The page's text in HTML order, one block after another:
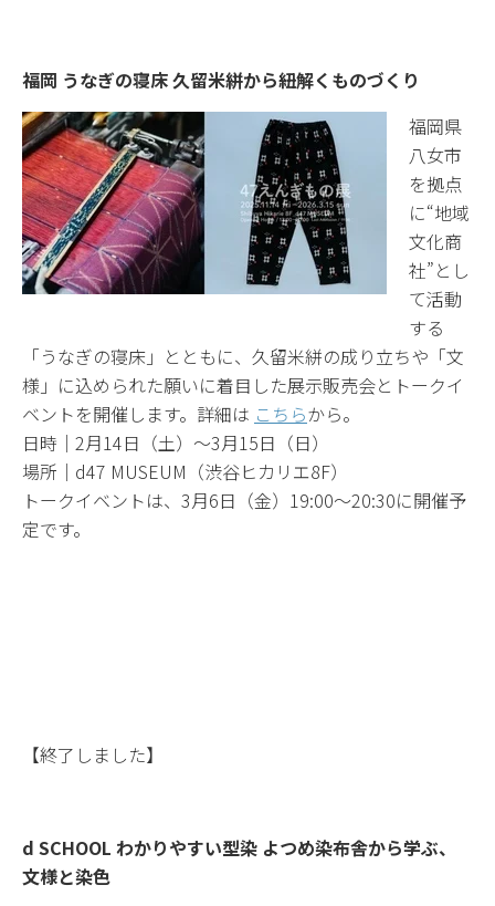
福岡 うなぎの寝床 久留米絣から紐解くものづくり
福岡県
八女市
を拠点
に“地域
文化商
社”とし
て活動
する
「うなぎの寝床」とともに、久留米絣の成り立ちや「文
様」に込められた願いに着目した展示販売会とトークイ
ベントを開催します。詳細は こちらから。
日時｜2月14日（土）〜3月15日（日）
場所｜d47 MUSEUM（渋谷ヒカリエ8F）
トークイベントは、3月6日（金）19:00～20:30に開催予
定です。
【終了しました】
d SCHOOL わかりやすい型染 よつめ染布舎から学ぶ、
文様と染色